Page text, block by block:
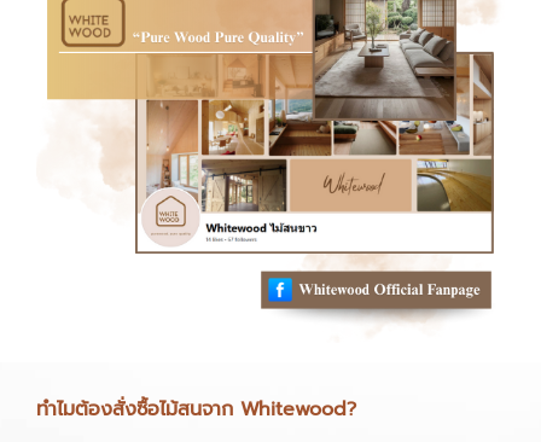
ทำไมต้องสั่งซื้อไม้สนจาก Whitewood?